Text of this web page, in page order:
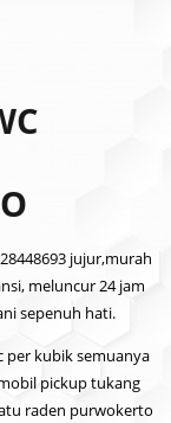
jujur,murah
meluncur 24 jam
sepenuh hati.
per kubik semuanya
pickup tukang
raden purwokerto